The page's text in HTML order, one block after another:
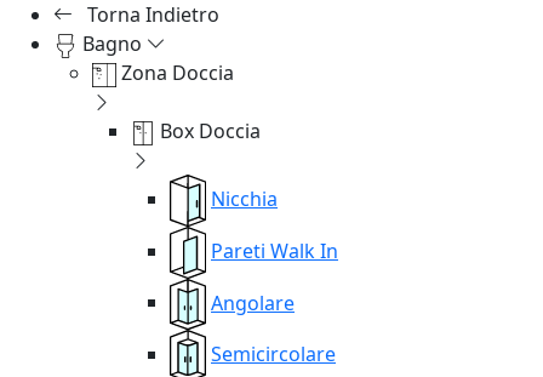
Torna Indietro
Bagno
Zona Doccia
Box Doccia
Nicchia
Pareti Walk In
Angolare
Semicircolare